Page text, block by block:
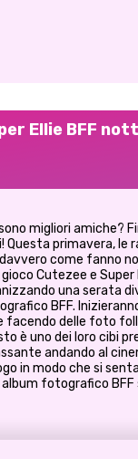
Ellie BFF
migliori amiche?
Questa primavera, le
come fanno
Cutezee e Super
una serata
BFF.
delle foto
è uno dei loro cibi
andando al
in modo che si
album fotografico